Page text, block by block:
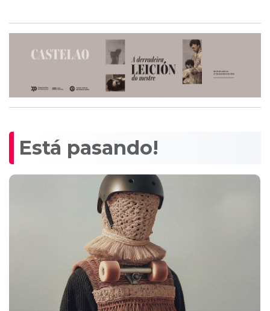
Está pasando!